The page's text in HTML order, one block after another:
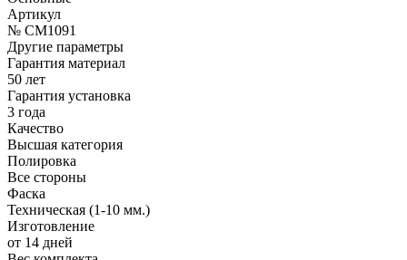
Артикул
№ CM1091
Другие параметры
Гарантия материал
50 лет
Гарантия установка
3 года
Качество
Высшая категория
Полировка
Все стороны
Фаска
Техническая (1-10 мм.)
Изготовление
от 14 дней